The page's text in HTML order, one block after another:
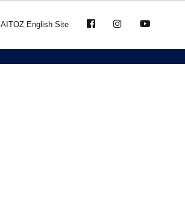
AITOZ English Site